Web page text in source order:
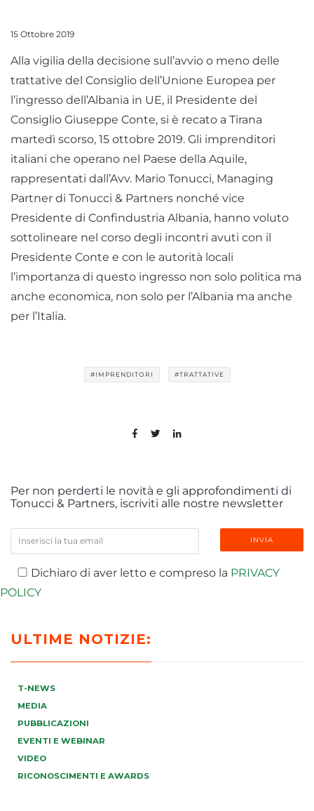
15 Ottobre 2019
Alla vigilia della decisione sull’avvio o meno delle
trattative del Consiglio dell’Unione Europea per
l’ingresso dell’Albania in UE, il Presidente del
Consiglio Giuseppe Conte, si è recato a Tirana
martedì scorso, 15 ottobre 2019. Gli imprenditori
italiani che operano nel Paese della Aquile,
rappresentati dall’Avv. Mario Tonucci, Managing
Partner di Tonucci & Partners nonché vice
Presidente di Confindustria Albania, hanno voluto
sottolineare nel corso degli incontri avuti con il
Presidente Conte e con le autorità locali
l’importanza di questo ingresso non solo politica ma
anche economica, non solo per l’Albania ma anche
per l’Italia.
#IMPRENDITORI #TRATTATIVE
Per non perderti le novità e gli approfondimenti di
Tonucci & Partners, iscriviti alle nostre newsletter
Dichiaro di aver letto e compreso la PRIVACY
POLICY
ULTIME NOTIZIE:
T-NEWS
MEDIA
PUBBLICAZIONI
EVENTI E WEBINAR
VIDEO
RICONOSCIMENTI E AWARDS